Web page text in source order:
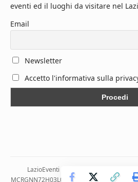
eventi ed il luoghi da visitare nel
Email
Newsletter
Accetto l'informativa sulla
LazioEventi – Via Monticelli, 9 04026
MCRGNN72H03L083H | Hosting ospitato